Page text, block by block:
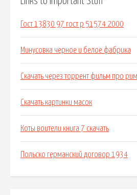
Гост 13830 97 гост р 51574 2000
Минусовка черное и белое фабрика
Скачать через торрент фильм про
Скачать картинки масок
Коты воители книга 7 скачать
Польско германский договор 1934